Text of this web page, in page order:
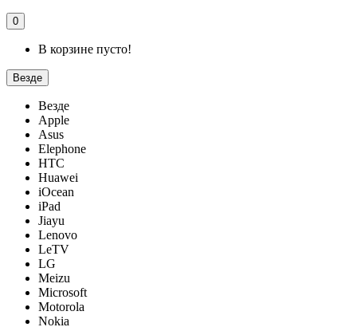
0
В корзине пусто!
Везде
Везде
Apple
Asus
Elephone
HTC
Huawei
iOcean
iPad
Jiayu
Lenovo
LeTV
LG
Meizu
Microsoft
Motorola
Nokia